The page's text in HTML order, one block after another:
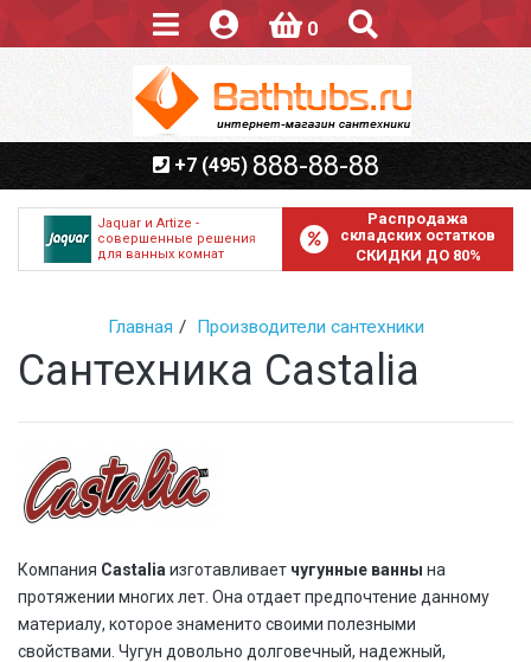
0
+7 (495) 888-88-88
Распродажа
складских остатков
СКИДКИ ДО 80%
Jaquar и Artize -
совершенные решения
для ванных комнат
Главная Производители сантехники
Сантехника Castalia
Компания Castalia изготавливает чугунные ванны на
протяжении многих лет. Она отдает предпочтение данному
материалу, которое знаменито своими полезными
свойствами. Чугун довольно долговечный, надежный,